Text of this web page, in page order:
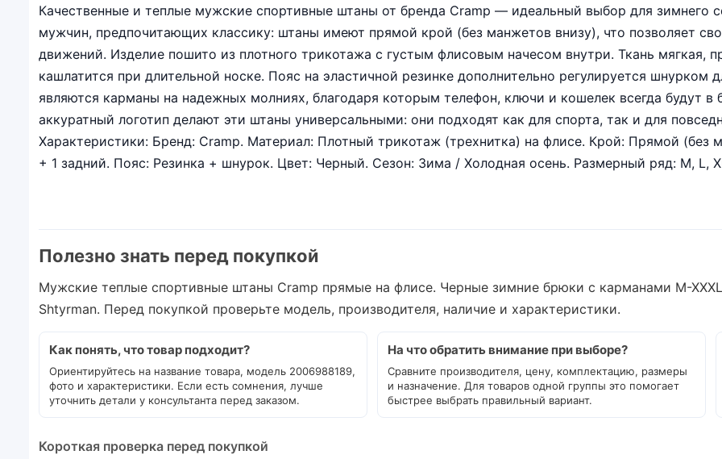
Качественные и теплые мужские спортивные штаны от бренда Cramp — идеальный выбор для зимнего
мужчин, предпочитающих классику: штаны имеют прямой крой (без манжетов внизу), что позволяет
движений. Изделие пошито из плотного трикотажа с густым флисовым начесом внутри. Ткань мягкая,
кашлатится при длительной носке. Пояс на эластичной резинке дополнительно регулируется
являются карманы на надежных молниях, благодаря которым телефон, ключи и кошелек всегда будут в
аккуратный логотип делают эти штаны универсальными: они подходят как для спорта, так и для
Характеристики: Бренд: Cramp. Материал: Плотный трикотаж (трехнитка) на флисе. Крой: Прямой
+ 1 задний. Пояс: Резинка + шнурок. Цвет: Черный. Сезон: Зима / Холодная осень. Размерный ряд: M, L,
Полезно знать перед покупкой
Мужские теплые спортивные штаны Cramp прямые на флисе. Черные зимние брюки с карманами M-
Shtyrman. Перед покупкой проверьте модель, производителя, наличие и характеристики.
Как понять, что товар подходит?
Ориентируйтесь на название товара, модель 2006988189,
фото и характеристики. Если есть сомнения, лучше
уточнить детали у консультанта перед заказом.
На что обратить внимание при выборе?
Сравните производителя, цену, комплектацию, размеры
и назначение. Для товаров одной группы это помогает
быстрее выбрать правильный вариант.
Короткая проверка перед покупкой